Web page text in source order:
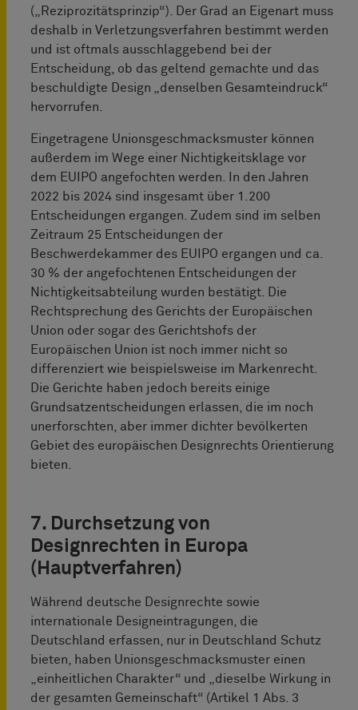
(„Reziprozitätsprinzip“). Der Grad an Eigenart muss
deshalb in Verletzungsverfahren bestimmt werden
und ist oftmals ausschlaggebend bei der
Entscheidung, ob das geltend gemachte und das
beschuldigte Design „denselben Gesamteindruck“
hervorrufen.
Eingetragene Unionsgeschmacksmuster können
außerdem im Wege einer Nichtigkeitsklage vor
dem EUIPO angefochten werden. In den Jahren
2022 bis 2024 sind insgesamt über 1.200
Entscheidungen ergangen. Zudem sind im selben
Zeitraum 25 Entscheidungen der
Beschwerdekammer des EUIPO ergangen und ca.
30 % der angefochtenen Entscheidungen der
Nichtigkeitsabteilung wurden bestätigt. Die
Rechtsprechung des Gerichts der Europäischen
Union oder sogar des Gerichtshofs der
Europäischen Union ist noch immer nicht so
differenziert wie beispielsweise im Markenrecht.
Die Gerichte haben jedoch bereits einige
Grundsatzentscheidungen erlassen, die im noch
unerforschten, aber immer dichter bevölkerten
Gebiet des europäischen Designrechts Orientierung
bieten.
7. Durchsetzung von
Designrechten in Europa
(Hauptverfahren)
Während deutsche Designrechte sowie
internationale Designeintragungen, die
Deutschland erfassen, nur in Deutschland Schutz
bieten, haben Unionsgeschmacksmuster einen
„einheitlichen Charakter“ und „dieselbe Wirkung in
der gesamten Gemeinschaft“ (Artikel 1 Abs. 3